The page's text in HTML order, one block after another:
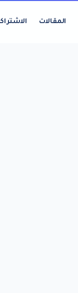
المقالات